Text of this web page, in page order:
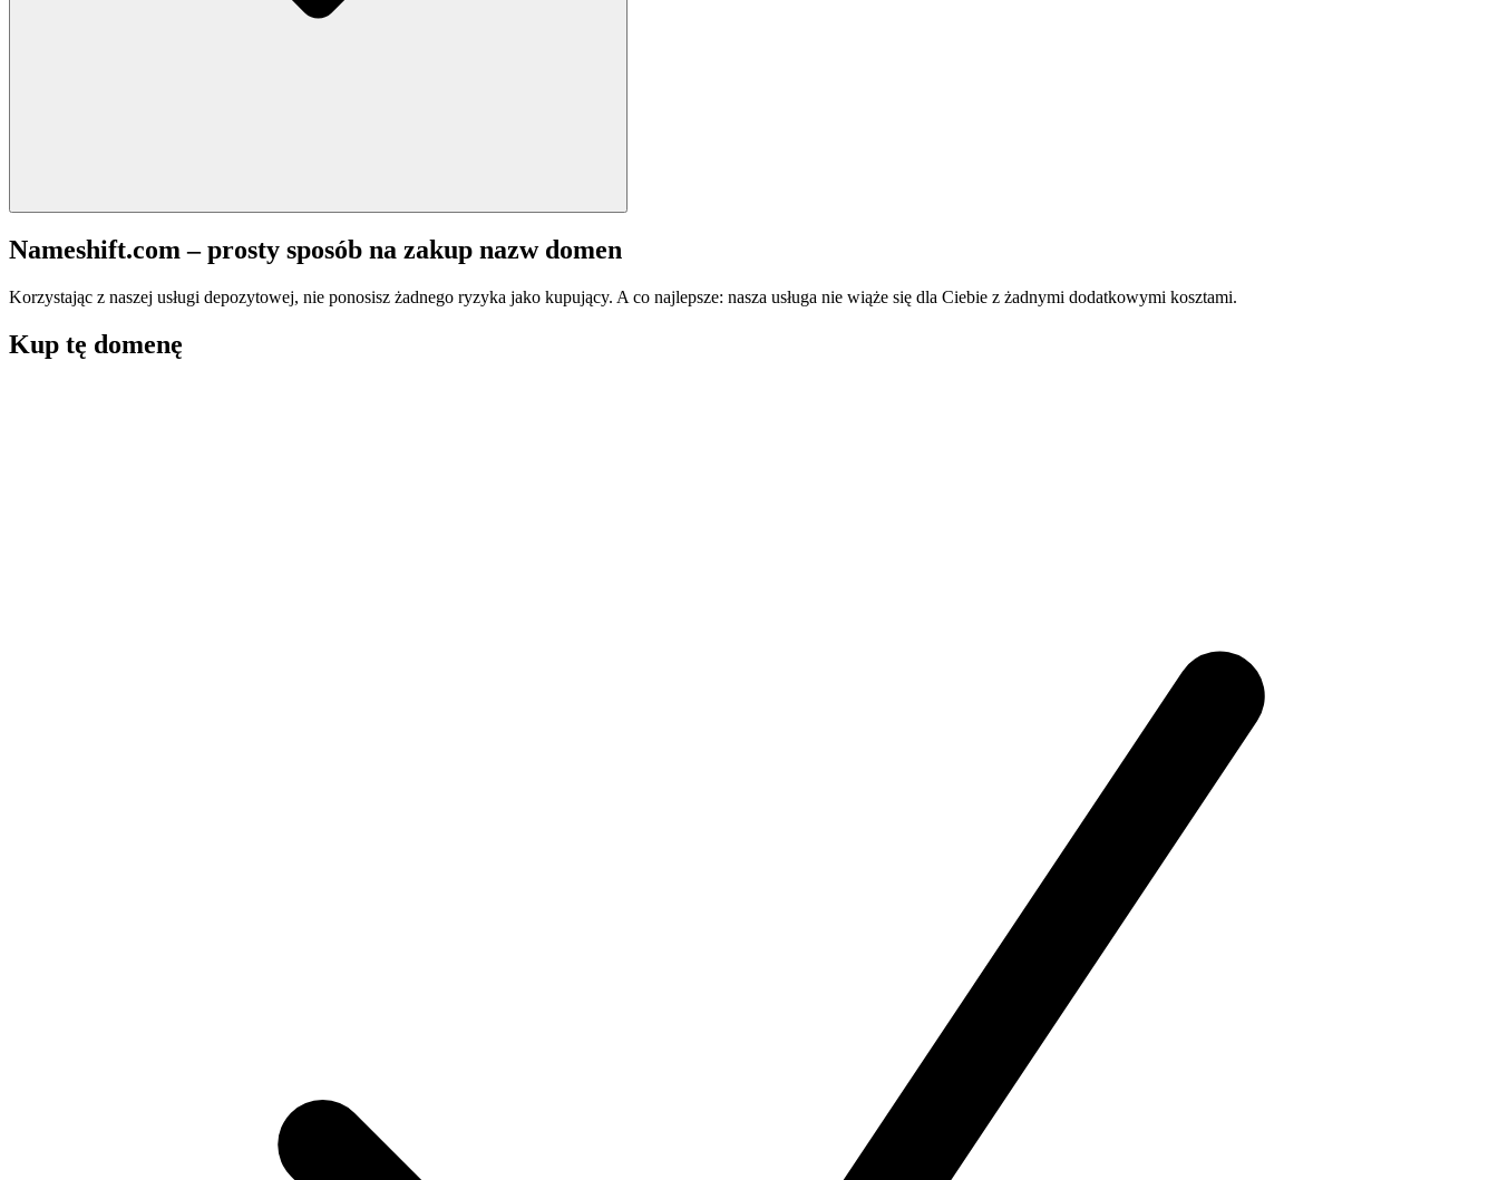
Nameshift.com – prosty sposób na zakup nazw domen
Korzystając z naszej usługi depozytowej, nie ponosisz żadnego ryzyka jako kupujący. A co najlepsze: nasza usługa nie wiąże się dla Ciebie z żadnymi dodatkowymi kosztami.
Kup tę domenę